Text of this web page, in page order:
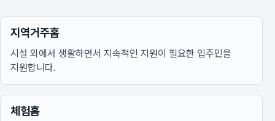
지역거주홈
시설 외에서 생활하면서 지속적인 지원이 필요한 입주민을
지원합니다.
체험홈